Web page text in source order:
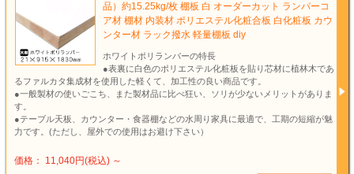
品）約15.25kg/枚 棚板 白 オーダーカット ランバーコ
ア材 棚材 内装材 ポリエステル化粧合板 白化粧板 カウ
ンター材 ラック撥水 軽量棚板 diy
ホワイトポリランバーの特長
●表裏に白色のポリエステル化粧板を貼り芯材に植林木であ
るファルカタ集成材を使用した軽くて、加工性の良い商品です。
●一般製材の使いごこち、また製材品に比べ狂い、ソリが少ないメリットがありま
す。
●テーブル天板、カウンター・食器棚などの水周り家具に最適で、工期の短縮が魅
力です。(ただし、屋外での使用はお避け下さい）
価格： 11,040円(税込) ～